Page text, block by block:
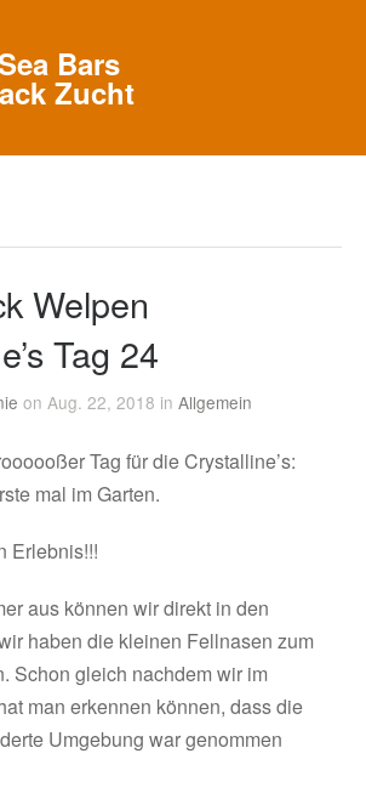
Welpen
Tag 24
on Aug. 22, 2018 inAllgemein
Tag für die Crystalline’s:
mal im Garten.
Erlebnis!!!
aus können wir direkt in den
haben die kleinen Fellnasen zum
Schon gleich nachdem wir im
man erkennen können, dass die
Umgebung war genommen